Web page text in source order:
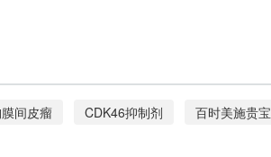
间皮瘤 CDK46抑制剂
百时美施贵宝